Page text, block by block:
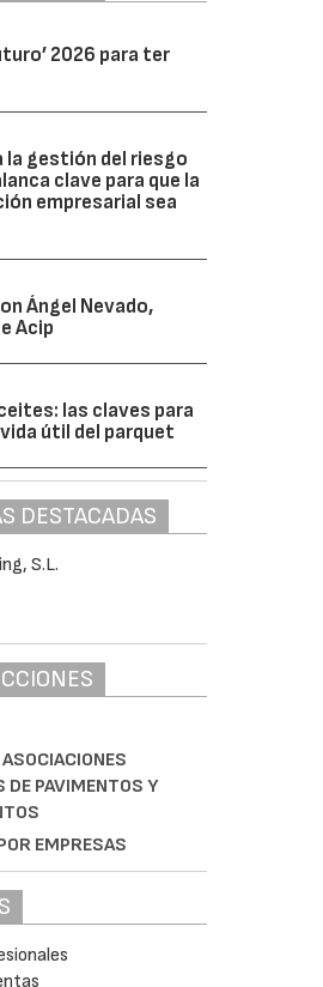
2026 para ter
la gestión del riesgo
clave para que la
empresarial sea
Ángel Nevado,
Acip
las claves para
útil del parquet
DESTACADAS
DE PAVIMENTOS Y
EMPRESAS